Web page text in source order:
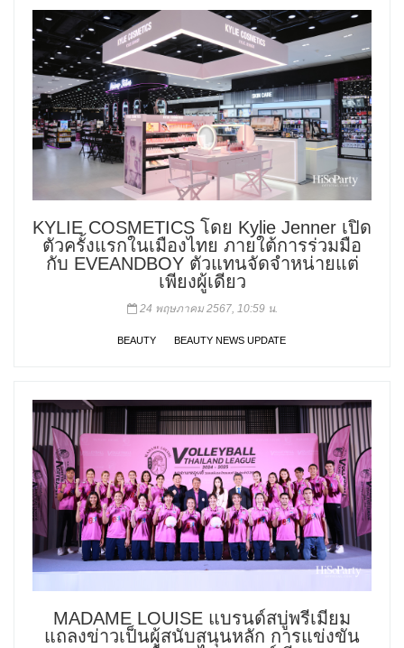
KYLIE COSMETICS โดย Kylie Jenner เปิด
ตัวครั้งแรกในเมืองไทย ภายใต้การร่วมมือ
กับ EVEANDBOY ตัวแทนจัดจำหน่ายแต่
เพียงผู้เดียว
24 พฤษภาคม 2567, 10:59 น.
BEAUTY BEAUTY NEWS UPDATE
MADAME LOUISE แบรนด์สบู่พรีเมียม
แถลงข่าวเป็นผู้สนับสนุนหลัก การแข่งขัน